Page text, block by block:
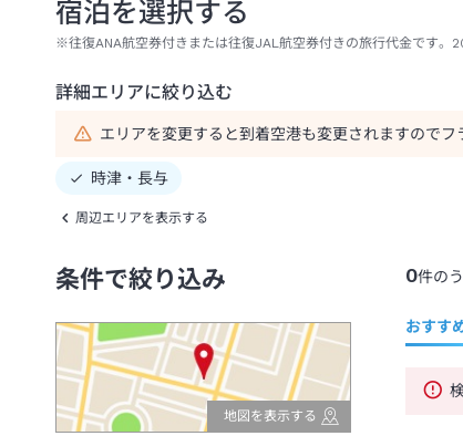
宿泊を選択する
※往復ANA航空券付きまたは往復JAL航空券付きの旅行代金です。
詳細エリアに絞り込む
エリアを変更すると到着空港も変更されますのでフ
時津・長与
周辺エリアを表示する
条件で絞り込み
地図を表示する
0件の
おすす